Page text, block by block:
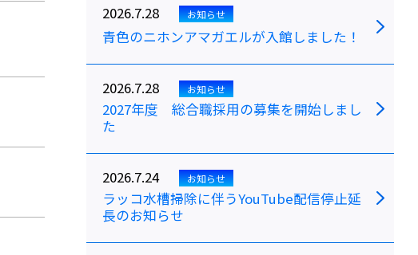
2026.7.28 お知らせ
青色のニホンアマガエルが入館しました！
2026.7.28 お知らせ
2027年度 総合職採用の募集を開始しまし
た
2026.7.24 お知らせ
ラッコ水槽掃除に伴うYouTube配信停止延
長のお知らせ